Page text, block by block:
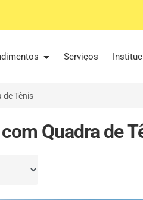
Serviços
de Tênis
Quadra de